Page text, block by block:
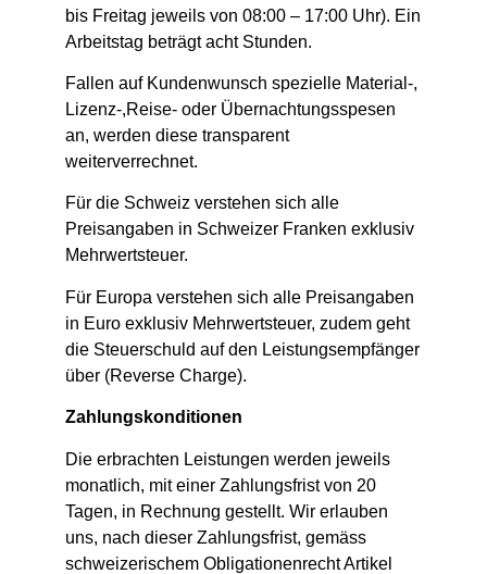
bis Freitag jeweils von 08:00 – 17:00 Uhr). Ein
Arbeitstag beträgt acht Stunden.
Fallen auf Kundenwunsch spezielle Material-,
Lizenz-,Reise- oder Übernachtungsspesen
an, werden diese transparent
weiterverrechnet.
Für die Schweiz verstehen sich alle
Preisangaben in Schweizer Franken exklusiv
Mehrwertsteuer.
Für Europa verstehen sich alle Preisangaben
in Euro exklusiv Mehrwertsteuer, zudem geht
die Steuerschuld auf den Leistungsempfänger
über (Reverse Charge).
Zahlungskonditionen
Die erbrachten Leistungen werden jeweils
monatlich, mit einer Zahlungsfrist von 20
Tagen, in Rechnung gestellt. Wir erlauben
uns, nach dieser Zahlungsfrist, gemäss
schweizerischem Obligationenrecht Artikel